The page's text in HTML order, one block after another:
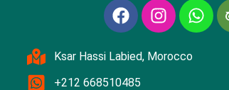
Ksar Hassi Labied, Morocco
+212 668510485